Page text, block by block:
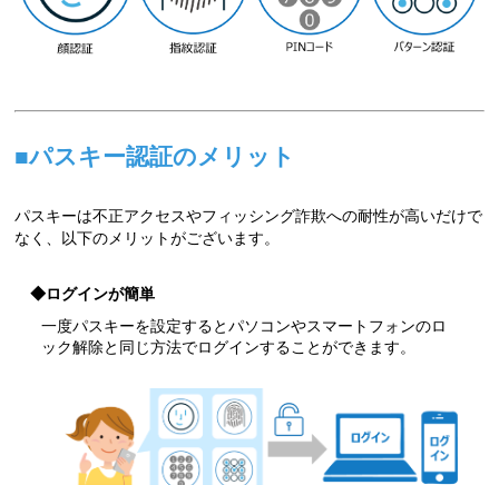
■パスキー認証のメリット
パスキーは不正アクセスやフィッシング詐欺への耐性が高いだけで
なく、以下のメリットがございます。
◆ログインが簡単
一度パスキーを設定するとパソコンやスマートフォンのロ
ック解除と同じ方法でログインすることができます。